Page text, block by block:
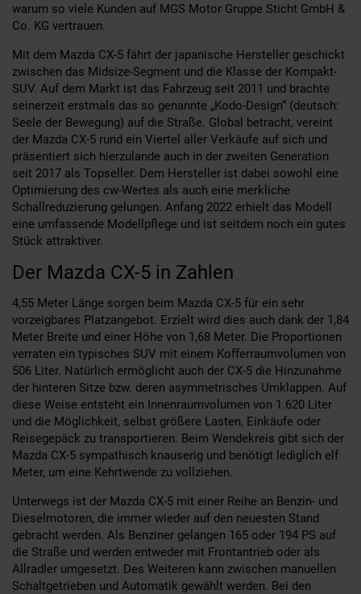
warum so viele Kunden auf MGS Motor Gruppe Sticht GmbH &
Co. KG vertrauen.
Mit dem Mazda CX-5 fährt der japanische Hersteller geschickt
zwischen das Midsize-Segment und die Klasse der Kompakt-
SUV. Auf dem Markt ist das Fahrzeug seit 2011 und brachte
seinerzeit erstmals das so genannte „Kodo-Design“ (deutsch:
Seele der Bewegung) auf die Straße. Global betracht, vereint
der Mazda CX-5 rund ein Viertel aller Verkäufe auf sich und
präsentiert sich hierzulande auch in der zweiten Generation
seit 2017 als Topseller. Dem Hersteller ist dabei sowohl eine
Optimierung des cw-Wertes als auch eine merkliche
Schallreduzierung gelungen. Anfang 2022 erhielt das Modell
eine umfassende Modellpflege und ist seitdem noch ein gutes
Stück attraktiver.
Der Mazda CX-5 in Zahlen
4,55 Meter Länge sorgen beim Mazda CX-5 für ein sehr
vorzeigbares Platzangebot. Erzielt wird dies auch dank der 1,84
Meter Breite und einer Höhe von 1,68 Meter. Die Proportionen
verraten ein typisches SUV mit einem Kofferraumvolumen von
506 Liter. Natürlich ermöglicht auch der CX-5 die Hinzunahme
der hinteren Sitze bzw. deren asymmetrisches Umklappen. Auf
diese Weise entsteht ein Innenraumvolumen von 1.620 Liter
und die Möglichkeit, selbst größere Lasten, Einkäufe oder
Reisegepäck zu transportieren. Beim Wendekreis gibt sich der
Mazda CX-5 sympathisch knauserig und benötigt lediglich elf
Meter, um eine Kehrtwende zu vollziehen.
Unterwegs ist der Mazda CX-5 mit einer Reihe an Benzin- und
Dieselmotoren, die immer wieder auf den neuesten Stand
gebracht werden. Als Benziner gelangen 165 oder 194 PS auf
die Straße und werden entweder mit Frontantrieb oder als
Allradler umgesetzt. Des Weiteren kann zwischen manuellen
Schaltgetrieben und Automatik gewählt werden. Bei den